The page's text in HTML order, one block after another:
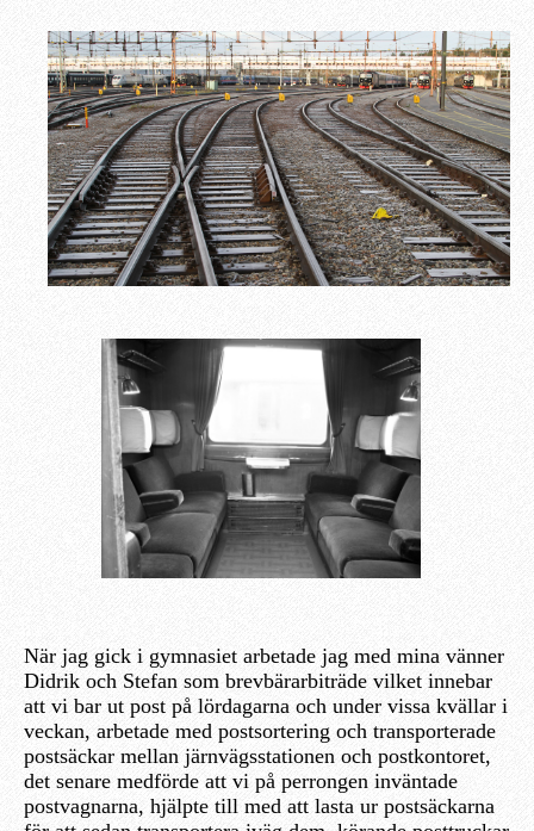
När jag gick i gymnasiet arbetade jag med mina vänner
Didrik och Stefan som brevbärarbiträde vilket innebar
att vi bar ut post på lördagarna och under vissa kvällar i
veckan, arbetade med postsortering och transporterade
postsäckar mellan järnvägsstationen och postkontoret,
det senare medförde att vi på perrongen inväntade
postvagnarna, hjälpte till med att lasta ur postsäckarna